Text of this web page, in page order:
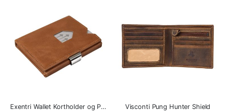
Exentri Wallet Kortholder og Pung
Visconti Pung Hunter Shield